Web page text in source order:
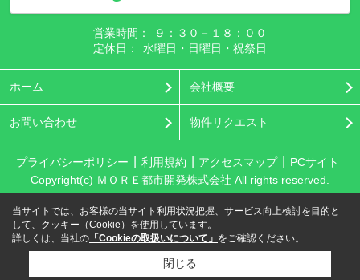
営業時間：
９：３０－１８：００
定休日：
水曜日・日曜日・祝祭日
ホーム 会社概要
お問い合わせ 物件リクエスト
プライバシーポリシー 利用規約 アクセスマップ
PCサイト
Copyright(c) ＭＯＲＥ都市開発株式会社 All rights reserved.
当サイトでは、お客様の当サイト利用状況把握、サービス向上検討を目的と
して、クッキー（Cookie）を使用しています。
詳しくは、当社の 「Cookieの取扱いについて」 をご確認ください。
閉じる